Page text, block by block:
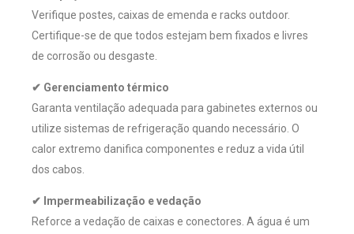
Verifique postes, caixas de emenda e racks outdoor.
Certifique-se de que todos estejam bem fixados e livres
de corrosão ou desgaste.
✔ Gerenciamento térmico
Garanta ventilação adequada para gabinetes externos ou
utilize sistemas de refrigeração quando necessário. O
calor extremo danifica componentes e reduz a vida útil
dos cabos.
✔ Impermeabilização e vedação
Reforce a vedação de caixas e conectores. A água é um